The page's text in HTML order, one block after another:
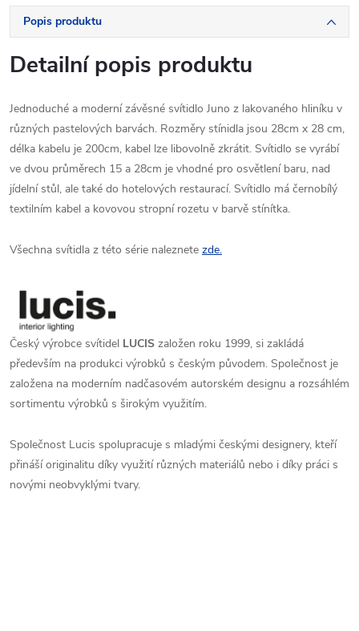
Popis produktu
Detailní popis produktu
Jednoduché a moderní závěsné svítidlo Juno z lakovaného hliníku v
různých pastelových barvách. Rozměry stínidla jsou 28cm x 28 cm,
délka kabelu je 200cm, kabel lze libovolně zkrátit. Svítidlo se vyrábí
ve dvou průměrech 15 a 28cm je vhodné pro osvětlení baru, nad
jídelní stůl, ale také do hotelových restaurací. Svítidlo má černobílý
textilním kabel a kovovou stropní rozetu v barvě stínítka.
Všechna svítidla z této série naleznete zde.
Český výrobce svítidel LUCIS založen roku 1999, si zakládá
především na produkci výrobků s českým původem. Společnost je
založena na moderním nadčasovém autorském designu a rozsáhlém
sortimentu výrobků s širokým využitím.
Společnost Lucis spolupracuje s mladými českými designery, kteří
přináší originalitu díky využití různých materiálů nebo i díky práci s
novými neobvyklými tvary.